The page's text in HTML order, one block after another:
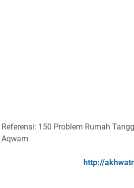
Referensi: 150 Problem Rumah
Aqwam
http://